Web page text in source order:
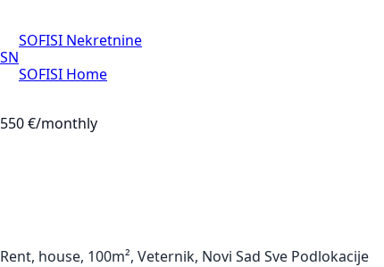
SN
SOFISI Nekretnine
SOFISI Home
550 €/monthly
Rent, house, 100m², Veternik, Novi Sad Sve Podlokacije